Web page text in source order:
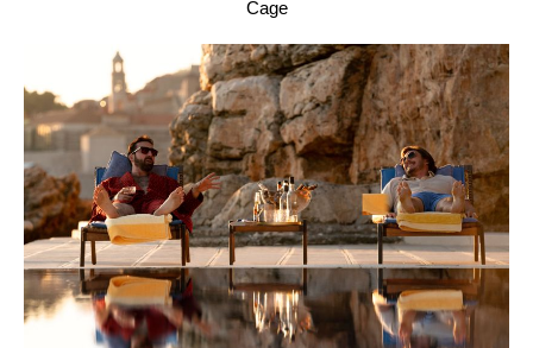
Cage